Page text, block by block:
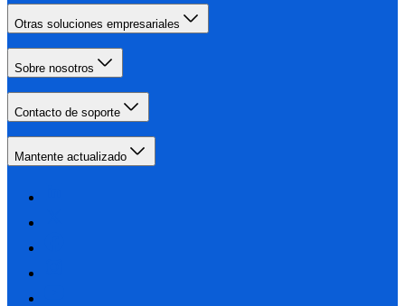
Otras soluciones empresariales
Sobre nosotros
Contacto de soporte
Mantente actualizado